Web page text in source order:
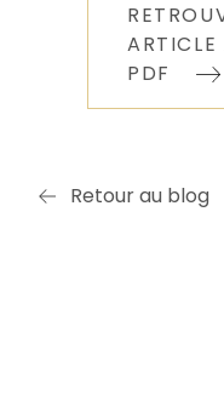
PDF
Retour au blog